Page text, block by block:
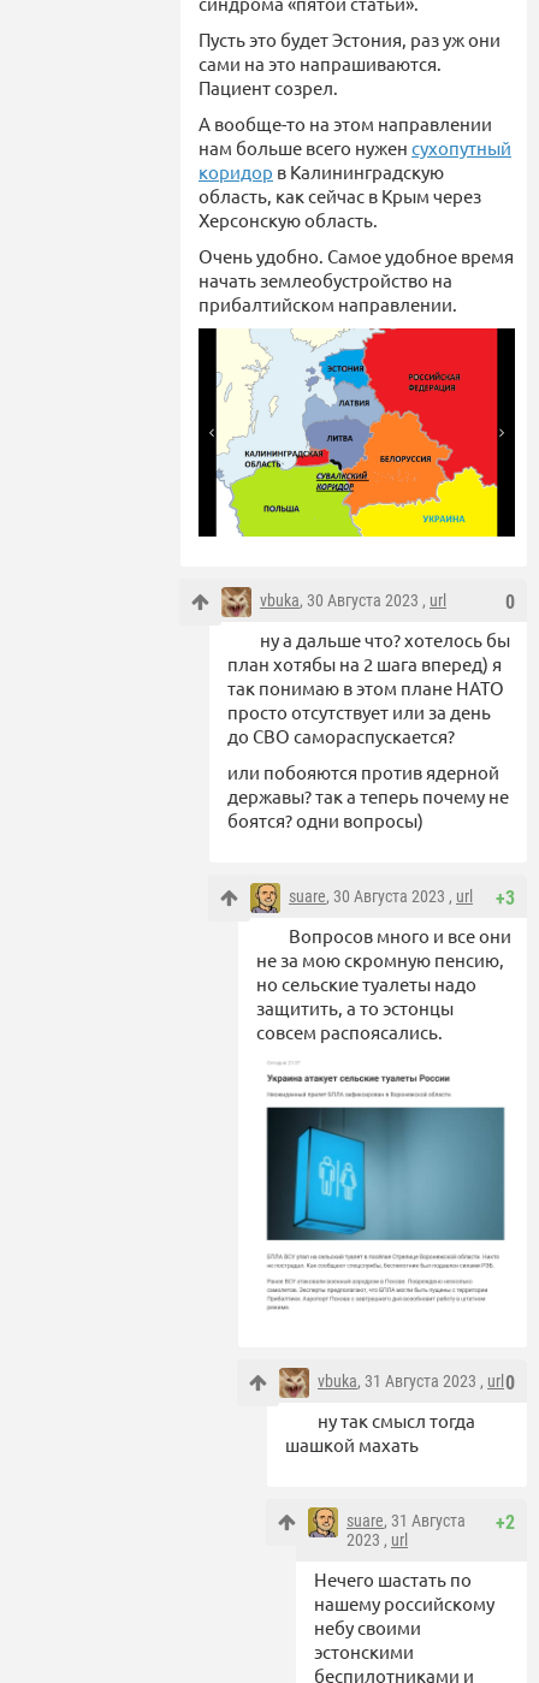
Пусть это будет Эстония, раз уж они
сами на это напрашиваются.
Пациент созрел.
А вообще-то на этом направлении
нам больше всего нужен сухопутный
коридор в Калининградскую
область, как сейчас в Крым через
Херсонскую область.
Очень удобно. Самое удобное время
начать землеобустройство на
прибалтийском направлении.
0
vbuka, 30 Августа 2023 , url
ну а дальше что? хотелось бы
план хотябы на 2 шага вперед) я
так понимаю в этом плане НАТО
просто отсутствует или за день
до СВО самораспускается?
или побояются против ядерной
державы? так а теперь почему не
боятся? одни вопросы)
+3
suare, 30 Августа 2023 , url
Вопросов много и все они
не за мою скромную пенсию,
но сельские туалеты надо
защитить, а то эстонцы
совсем распоясались.
0
vbuka, 31 Августа 2023 , url
ну так смысл тогда
шашкой махать
+2
suare, 31 Августа
2023 , url
Нечего шастать по
нашему российскому
небу своими
эстонскими
беспилотниками и